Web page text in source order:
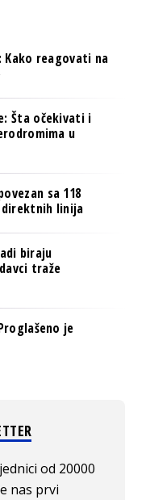
reagovati na
Šta očekivati i
u
sa 118
direktnih linija
biraju
traže
je
od 20000
nas prvi